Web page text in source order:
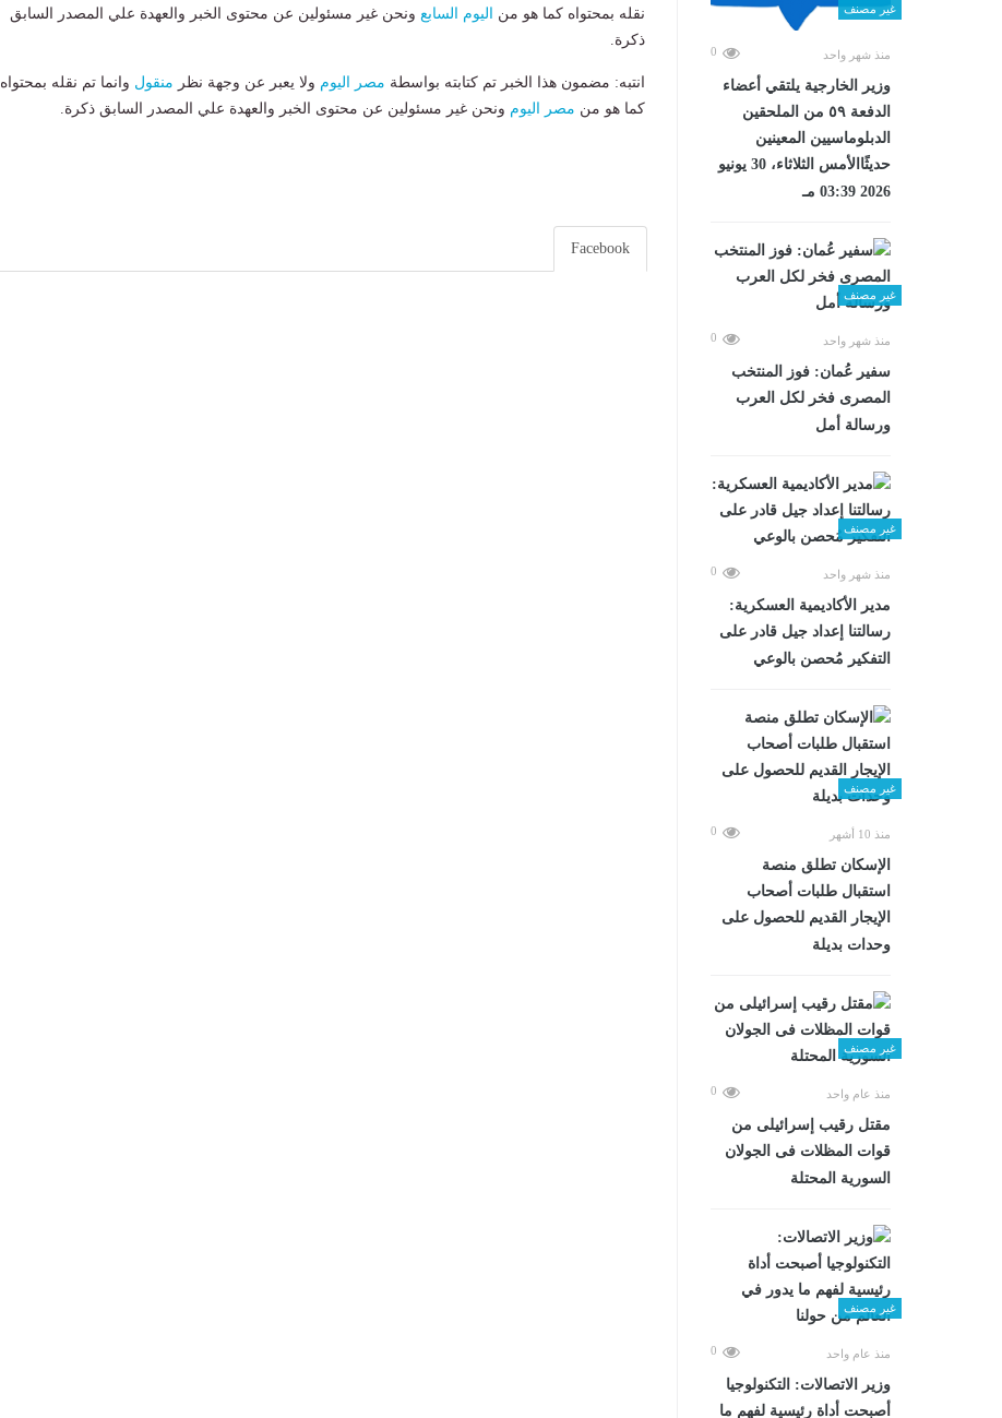
غير مصنف
منذ شهر واحد 0
وزير الخارجية يلتقي أعضاء
الدفعة ٥٩ من الملحقين
الدبلوماسيين المعينين
حديثًاالأمس الثلاثاء، 30 يونيو
2026 03:39 مـ
غير مصنف
منذ شهر واحد 0
سفير عُمان: فوز المنتخب
المصرى فخر لكل العرب
ورسالة أمل
غير مصنف
منذ شهر واحد 0
مدير الأكاديمية العسكرية:
رسالتنا إعداد جيل قادر على
التفكير مُحصن بالوعي
غير مصنف
منذ 10 أشهر 0
الإسكان تطلق منصة
استقبال طلبات أصحاب
الإيجار القديم للحصول على
وحدات بديلة
غير مصنف
منذ عام واحد 0
مقتل رقيب إسرائيلى من
قوات المظلات فى الجولان
السورية المحتلة
غير مصنف
منذ عام واحد 0
وزير الاتصالات: التكنولوجيا
أصبحت أداة رئيسية لفهم ما
نقله بمحتواه كما هو من
اليوم السابع ونحن غير مسئولين عن محتوى الخبر والعهدة علي المصدر السابق
ذكرة.
انتبه: مضمون هذا الخبر تم كتابته بواسطة مصر اليوم ولا يعبر عن وجهة نظر منقول وانما تم نقله بمحتواه
كما هو من مصر اليوم ونحن غير مسئولين عن محتوى الخبر والعهدة علي المصدر السابق ذكرة.
Facebook